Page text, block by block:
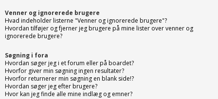
Venner og ignorerede brugere
Hvad indeholder listerne "Venner og ignorerede brugere"?
Hvordan tilføjer og fjerner jeg brugere på mine lister over venner og
ignorerede brugere?
Søgning i fora
Hvordan søger jeg i et forum eller på boardet?
Hvorfor giver min søgning ingen resultater?
Hvorfor returnerer min søgning en blank side!?
Hvordan søger jeg efter brugere?
Hvor kan jeg finde alle mine indlæg og emner?